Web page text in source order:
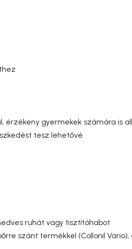
érzékeny gyermekek számára is
tesz lehetővé
ruhát vagy tisztítóhabot
szánt termékkel (Collonil